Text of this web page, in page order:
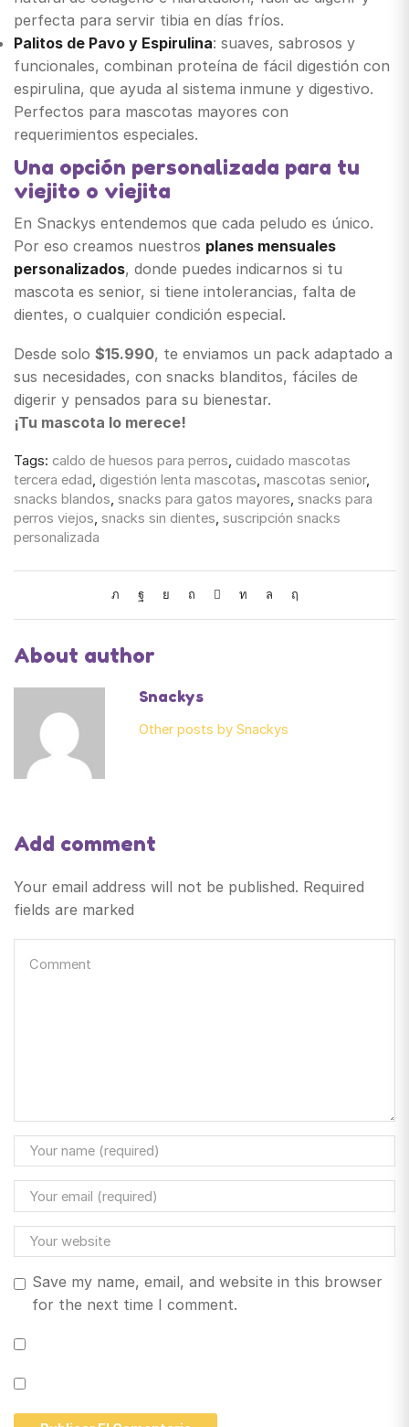
perfecta para servir tibia en días fríos.
Palitos de Pavo y Espirulina: suaves, sabrosos y
funcionales, combinan proteína de fácil digestión con
espirulina, que ayuda al sistema inmune y digestivo.
Perfectos para mascotas mayores con
requerimientos especiales.
Una opción personalizada para tu
viejito o viejita
En Snackys entendemos que cada peludo es único.
Por eso creamos nuestros planes mensuales
personalizados, donde puedes indicarnos si tu
mascota es senior, si tiene intolerancias, falta de
dientes, o cualquier condición especial.
Desde solo $15.990, te enviamos un pack adaptado a
sus necesidades, con snacks blanditos, fáciles de
digerir y pensados para su bienestar.
¡Tu mascota lo merece!
Tags: caldo de huesos para perros, cuidado mascotas
tercera edad, digestión lenta mascotas, mascotas senior,
snacks blandos, snacks para gatos mayores, snacks para
perros viejos, snacks sin dientes, suscripción snacks
personalizada
About author
Snackys
Other posts by Snackys
Add comment
Your email address will not be published. Required
fields are marked
Save my name, email, and website in this browser
for the next time I comment.